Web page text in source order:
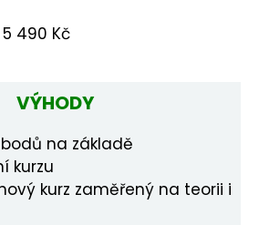
5 490 Kč
VÝHODY
na základě
kurzu
kurz zaměřený na teorii i